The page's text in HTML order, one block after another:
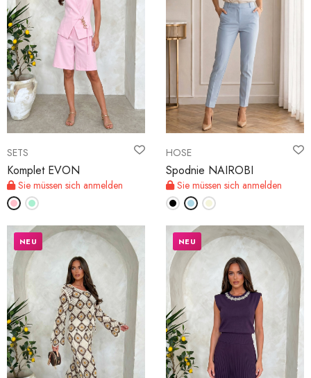
SETS
Komplet EVON
Sie müssen sich anmelden
HOSE
Spodnie NAIROBI
Sie müssen sich anmelden
NEU NEU